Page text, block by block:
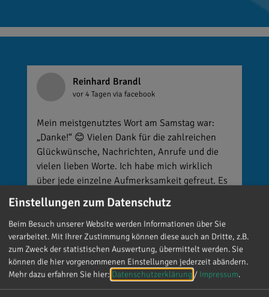
Reinhard Brandl
vor 4 Tagen via facebook
Mein meistgenutztes Wort am Samstag war:
„Danke!“ 😊 Vielen Dank für die zahlreichen
Glückwünsche, Nachrichten, Anrufe und die
vielen lieben Worte. Ich habe mich wirklich
über jede einzelne Aufmerksamkeit gefreut. Es
ist alles andere als selbstverständlich, dass sich
so viele Menschen die Zeit nehmen, an einen zu
denken. Umso mehr weiß ich das zu schätzen.
Einstellungen zum Datenschutz
Beim Besuch unserer Website werden Informationen über Sie
verarbeitet. Mit Ihrer Zustimmung können diese auch an Dritte, z.B.
zum Zweck der statistischen Auswertung, übermittelt werden. Sie
können die hier vorgenommenen Einstellungen jederzeit abändern.
Mehr dazu erfahren Sie hier: Datenschutzerklärung / Impressum.